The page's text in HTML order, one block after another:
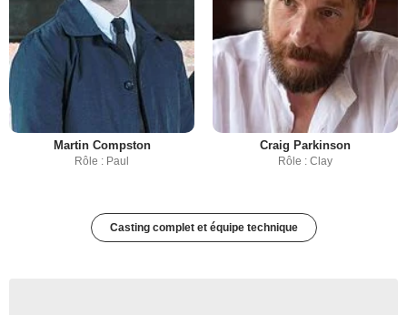
Martin Compston
Rôle : Paul
Craig Parkinson
Rôle : Clay
Casting complet et équipe technique